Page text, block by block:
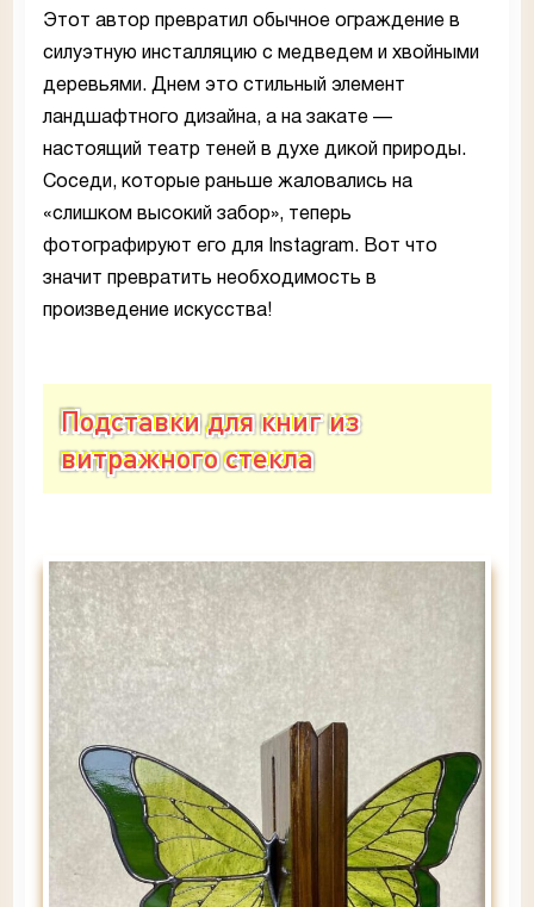
Этот автор превратил обычное ограждение в
силуэтную инсталляцию с медведем и хвойными
деревьями. Днем это стильный элемент
ландшафтного дизайна, а на закате —
настоящий театр теней в духе дикой природы.
Соседи, которые раньше жаловались на
«слишком высокий забор», теперь
фотографируют его для Instagram. Вот что
значит превратить необходимость в
произведение искусства!
Подставки для книг из
витражного стекла